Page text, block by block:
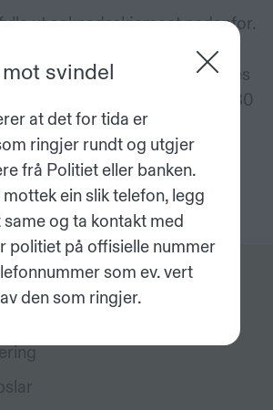
svindel
at det for tida er
ringjer rundt og utgjer
frå Politiet eller banken.
ein slik telefon, legg
og ta kontakt med
politiet på offisielle nummer
som ev. vert
den som ringjer.
ut søknadsskjemaet nedanfor.
ta kontakt med Martin Hindenes
eller mobil 479 30
30. januar 2023.